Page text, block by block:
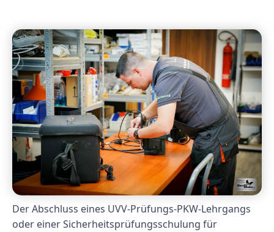
Der Abschluss eines UVV-Prüfungs-PKW-Lehrgangs
oder einer Sicherheitsprüfungsschulung für